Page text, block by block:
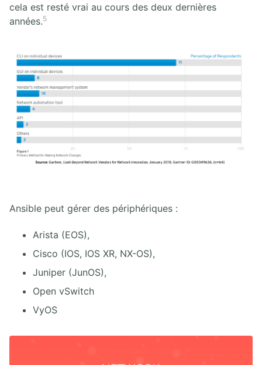
cela est resté vrai au cours des deux dernières
années.5
Ansible peut gérer des périphériques :
Arista (EOS),
Cisco (IOS, IOS XR, NX-OS),
Juniper (JunOS),
Open vSwitch
VyOS